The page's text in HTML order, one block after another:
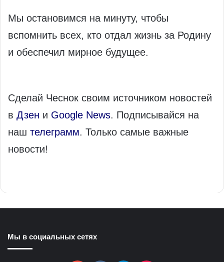
Мы остановимся на минуту, чтобы
вспомнить всех, кто отдал жизнь за Родину
и обеспечил мирное будущее.
Сделай Чеснок своим источником новостей
в Дзен и Google News. Подписывайся на
наш телеграмм. Только самые важные
новости!
Мы в социальных сетях